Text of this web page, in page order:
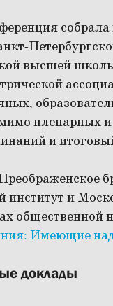
высшей
пленарных
и
институт и
общественной
Имеющие
доклады